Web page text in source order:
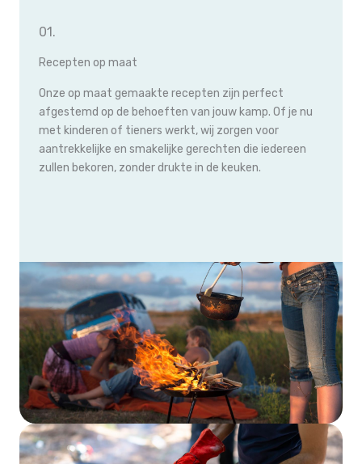
01.
Recepten op maat
Onze op maat gemaakte recepten zijn perfect
afgestemd op de behoeften van jouw kamp. Of je nu
met kinderen of tieners werkt, wij zorgen voor
aantrekkelijke en smakelijke gerechten die iedereen
zullen bekoren, zonder drukte in de keuken.